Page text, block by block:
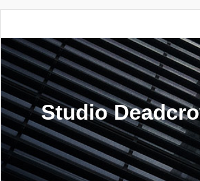
Studio